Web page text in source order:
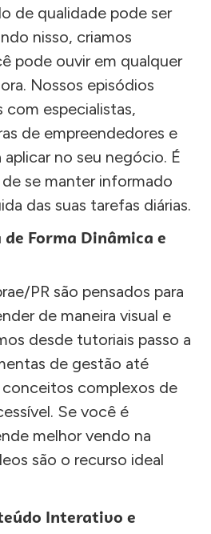
de qualidade pode ser
nisso, criamos
pode ouvir em qualquer
Nossos episódios
especialistas,
de empreendedores e
aplicar no seu negócio. É
se manter informado
das suas tarefas diárias.
Forma Dinâmica e
PR são pensados para
de maneira visual e
desde tutoriais passo a
de gestão até
complexos de
Se você é
melhor vendo na
são o recurso ideal
Interativo e